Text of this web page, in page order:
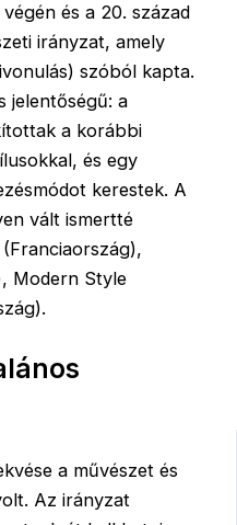
és a 20. század
irányzat, amely
szóból kapta.
jelentőségű: a
a korábbi
és egy
kerestek. A
vált ismertté
Modern Style
a művészet és
Az irányzat